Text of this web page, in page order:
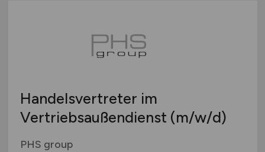
Handelsvertreter im
Vertriebsaußendienst (m/w/d)
PHS group